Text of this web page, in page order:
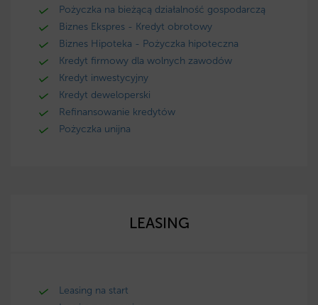
Pożyczka na bieżącą działalność gospodarczą
Biznes Ekspres - Kredyt obrotowy
Biznes Hipoteka - Pożyczka hipoteczna
Kredyt firmowy dla wolnych zawodów
Kredyt inwestycyjny
Kredyt deweloperski
Refinansowanie kredytów
Pożyczka unijna
LEASING
Leasing na start